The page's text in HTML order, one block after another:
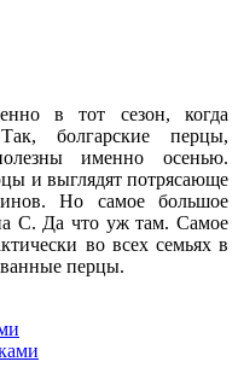
в тот сезон, когда
болгарские перцы,
именно осенью.
и выглядят потрясающе
Но самое большое
С. Да что уж там. Самое
во всех семьях в
перцы.